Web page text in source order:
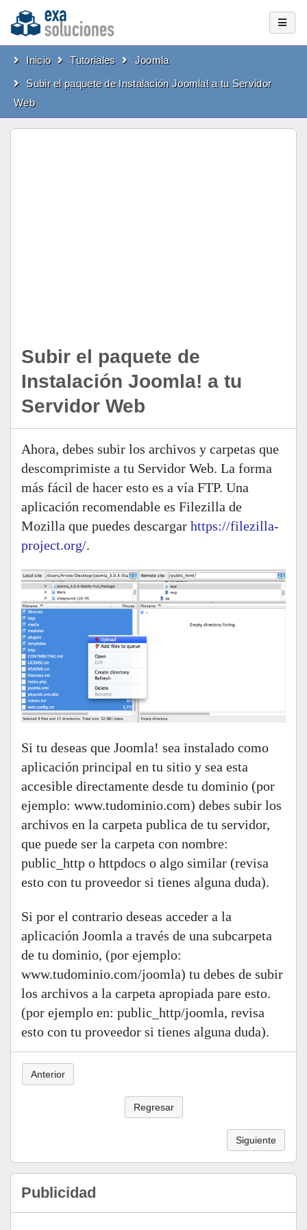
Inicio Tutoriales
Joomla
Subir el paquete de Instalación Joomla! a tu Servidor
Web
Subir el paquete de
Instalación Joomla! a tu
Servidor Web
Ahora, debes subir los archivos y carpetas que
descomprimiste a tu Servidor Web. La forma
más fácil de hacer esto es a vía FTP. Una
aplicación recomendable es Filezilla de
Mozilla que puedes descargar https://filezilla-
project.org/.
Si tu deseas que Joomla! sea instalado como
aplicación principal en tu sitio y sea esta
accesible directamente desde tu dominio (por
ejemplo: www.tudominio.com) debes subir los
archivos en la carpeta publica de tu servidor,
que puede ser la carpeta con nombre:
public_http o httpdocs o algo similar (revisa
esto con tu proveedor si tienes alguna duda).
Si por el contrario deseas acceder a la
aplicación Joomla a través de una subcarpeta
de tu dominio, (por ejemplo:
www.tudominio.com/joomla) tu debes de subir
los archivos a la carpeta apropiada pare esto.
(por ejemplo en: public_http/joomla, revisa
esto con tu proveedor si tienes alguna duda).
Anterior
Regresar
Siguiente
Publicidad